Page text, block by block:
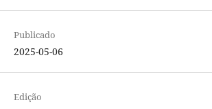
Publicado
2025-05-06
Edição